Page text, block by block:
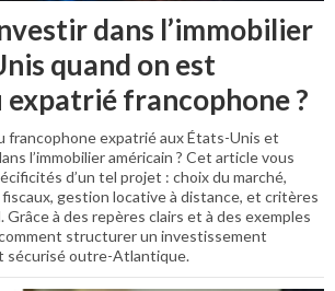
dans l’immobilier
quand on est
expatrié francophone ?
francophone expatrié aux États-Unis et
l’immobilier américain ? Cet article vous
d’un tel projet : choix du marché,
gestion locative à distance, et critères
à des repères clairs et à des exemples
structurer un investissement
sécurisé outre-Atlantique.